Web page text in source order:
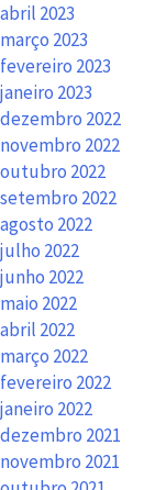
abril 2023
março 2023
fevereiro 2023
janeiro 2023
dezembro 2022
novembro 2022
outubro 2022
setembro 2022
agosto 2022
julho 2022
junho 2022
maio 2022
abril 2022
março 2022
fevereiro 2022
janeiro 2022
dezembro 2021
novembro 2021